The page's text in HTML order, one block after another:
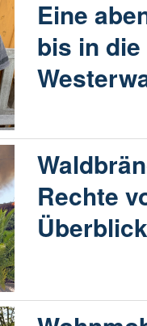
Eine
bis in
Rechte